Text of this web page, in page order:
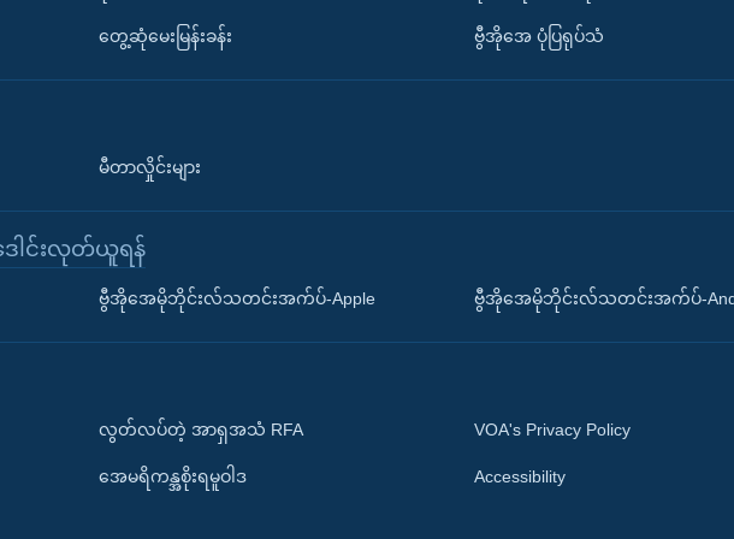
တွေ့ဆုံမေးမြန်းခန်း ဗွီအိုအေ ပုံပြရုပ်သံ
မီတာလှိုင်းများ
ါင်းလုတ်ယူရန်
ဗွီအိုအေမိုဘိုင်းလ်သတင်းအက်ပ်-Apple ဗွီအိုအေမိုဘိုင်းလ်သတင်းအက်ပ်-
လွတ်လပ်တဲ့ အာရှအသံ RFA
အေမရိကန္အစိုးရမူဝါဒ
VOA's Privacy Policy
Accessibility